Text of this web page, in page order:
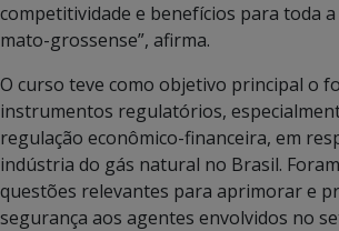
competitividade e benefícios para toda a
mato-grossense”, afirma.
O curso teve como objetivo principal o
instrumentos regulatórios,
regulação econômico-financeira, em
indústria do gás natural no Brasil.
questões relevantes para aprimorar e
segurança aos agentes envolvidos no